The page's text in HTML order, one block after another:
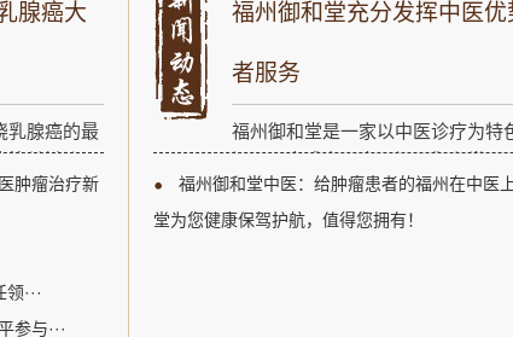
腺癌大
乳腺癌的最
等关键议题
人士提供了
议期间，
肿瘤治疗新
···
与···
福州御和堂充分发挥中医
者服务
福州御和堂是一家以中医诊疗为特
江区。自成立以来，福州御和堂以
关爱生命为核心价值观，以治疗肿
病为特色。该机构采用中医特色诊
福州御和堂中医：给肿瘤患者的福州在中医
堂为您健康保驾护航，值得您拥有！